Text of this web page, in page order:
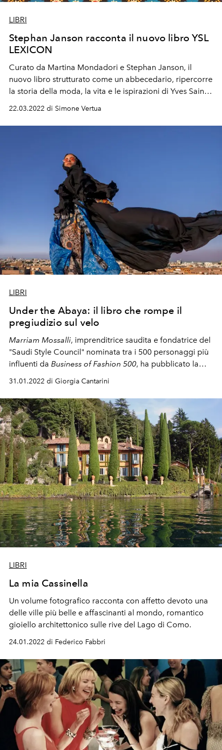
LIBRI
Stephan Janson racconta il nuovo libro YSL
LEXICON
Curato da Martina Mondadori e Stephan Janson, il
nuovo libro strutturato come un abbecedario, ripercorre
la storia della moda, la vita e le ispirazioni di Yves Saint
22.03.2022 di Simone Vertua
LIBRI
Under the Abaya: il libro che rompe il
pregiudizio sul velo
Marriam Mossalli, imprenditrice saudita e fondatrice del
"Saudi Style Council" nominata tra i 500 personaggi più
influenti da Business of Fashion 500, ha pubblicato la
percezione delledonne Arabe
occidentali.Under the Abaya: streetstyle from
Saudi Arabiaritrae le immagini di oltre 300 donne
saudite nel loro tradizionale abito lungo e velato nero
(l'abaya) e come interpretano il loro look
31.01.2022 di Giorgia Cantarini
LIBRI
La mia Cassinella
Un volume fotografico racconta con affetto devoto una
delle ville più belle e affascinanti al mondo, romantico
gioiello architettonico sulle rive del Lago di Como.
24.01.2022 di Federico Fabbri